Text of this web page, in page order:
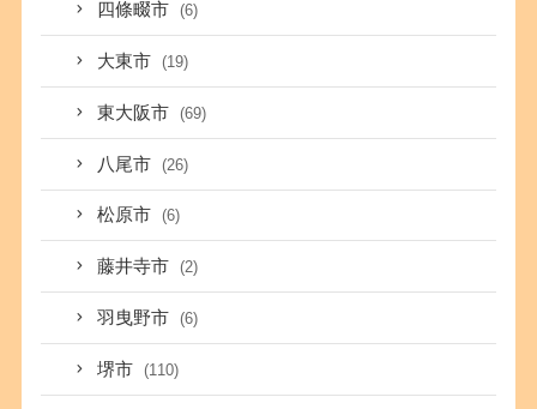
四條畷市 (6)
大東市 (19)
東大阪市 (69)
八尾市 (26)
松原市 (6)
藤井寺市 (2)
羽曳野市 (6)
堺市 (110)